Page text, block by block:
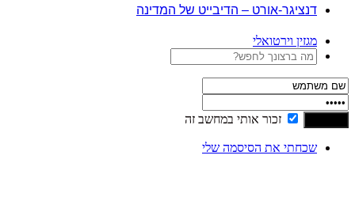
דנציגר-אורט – הדיבייט של המדינה
מגזין וירטואלי
זכור אותי במחשב זה
שכחתי את הסיסמה שלי